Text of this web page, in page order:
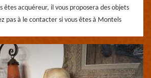
êtes acquéreur, il vous proposera des objets
pas à le contacter si vous êtes à Montels